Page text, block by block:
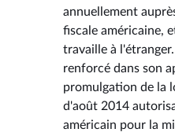
annuellement
fiscale américaine,
travaille à
renforcé dans son
promulgation de la
d'août 2014
américain pour la